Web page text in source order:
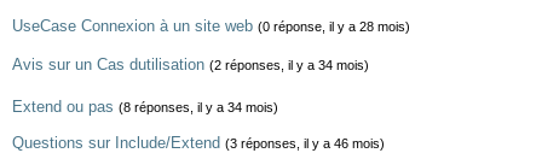
UseCase Connexion à un site web (0 réponse, il y a 28 mois)
Avis sur un Cas dutilisation (2 réponses, il y a 34 mois)
Extend ou pas (8 réponses, il y a 34 mois)
Questions sur Include/Extend (3 réponses, il y a 46 mois)